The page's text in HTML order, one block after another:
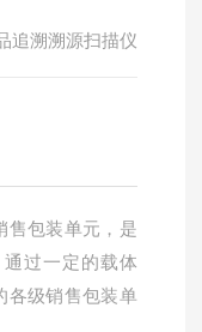
追溯溯源扫描仪
售包装单元，是
过一定的载体
各级销售包装单